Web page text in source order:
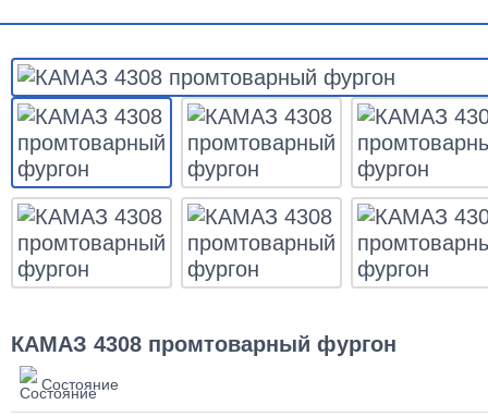
КАМАЗ 4308 промтоварный фургон
Состояние